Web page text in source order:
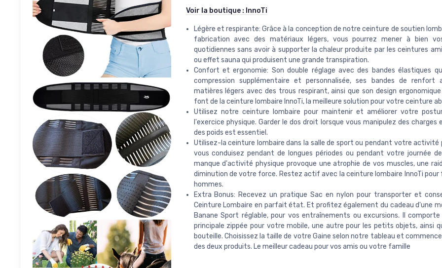
Voir la boutique : InnoTi
Légère et respirante: Grâce à la conception de notre ceinture de soutien
fabrication avec des matériaux légers, vous pourrez mener à bien
quotidiennes sans avoir à supporter la chaleur produite par les ceintures
ou effet sauna qui produisent une grande transpiration.
Confort et ergonomie: Son double réglage avec des bandes élastiques
compression supplémentaire et personnalisée, ses bandes de renfort
matières légers avec des trous respirant, ainsi que son design
font de la ceinture lombaire InnoTi, la meilleure solution pour votre ceinture
Utilisez notre ceinture lombaire pour maintenir et améliorer votre
l'exercice physique. Garder le dos droit lorsque vous manipulez des charges
des poids est essentiel.
Utilisez-la ceinture lombaire dans la salle de sport ou pendant votre activité
vous conduisez pendant de longues périodes ou pendant votre journée
manque d'activité physique provoque une atrophie de vos muscles, une
diminution de votre force. Restez actif avec la ceinture lombaire InnoTi
hommes.
Extra Bonus: Recevez un pratique Sac en nylon pour transporter et
Ceinture Lombaire en parfait état. Et profitez également du cadeau d'une
Banane Sport réglable, pour vos entraînements ou excursions. Il comporte
principale zippée pour votre mobile, une autre pour les petits objets, ainsi
bouteille. Choisissez la taille de votre Gaine selon notre tableau et
des deux produits. Le meilleur cadeau pour vos amis ou votre famille